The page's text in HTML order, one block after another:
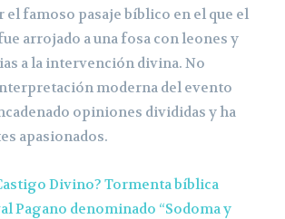
el famoso pasaje bíblico en el que el
arrojado a una fosa con leones y
a la intervención divina. No
moderna del evento
opiniones divididas y ha
apasionados.
Divino? Tormenta bíblica
Pagano denominado “Sodoma y